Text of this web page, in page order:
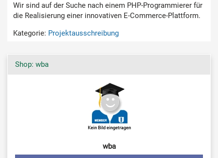
Wir sind auf der Suche nach einem PHP-Programmierer für
die Realisierung einer innovativen E-Commerce-Plattform.
Kategorie: Projektausschreibung
Shop: wba
wba